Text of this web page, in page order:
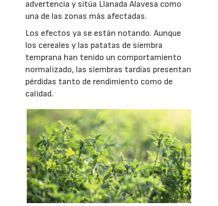
advertencia y sitúa Llanada Alavesa como
una de las zonas más afectadas.
Los efectos ya se están notando. Aunque
los cereales y las patatas de siembra
temprana han tenido un comportamiento
normalizado, las siembras tardías presentan
pérdidas tanto de rendimiento como de
calidad.